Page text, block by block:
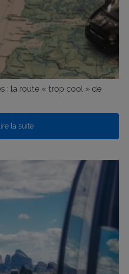
: la route « trop cool » de
Lire la suite